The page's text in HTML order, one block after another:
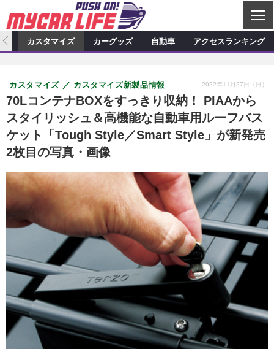
C
L
S
カーオーディオ
プロショップ検索 ショップ訪問記
カーオーディオニュース デモカー製作記
その他
カスタマイズ特集記事 カスタマイズ新製品情報
カスタマイズニュース
カーグッズ
カーグッズ特集記事 カーグッズ新製品情報
カーグッズニュース
自動車
ニュース
スクープ
アクセスランキング
カスタマイズ カーグッズ 自動車 アクセスランキング
70LコンテナBOXをすっきり収納！ PIAAから
スタイリッシュ＆高機能な自動車用ルーフバス
ケット「Tough Style／Smart Style」が新発売
2枚目の写真・画像
カスタマイズ カスタマイズ新製品情報 2022年11月27日（日）